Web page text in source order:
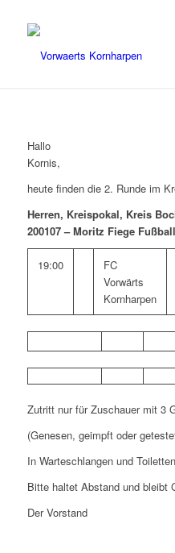
Hallo
Kornis,
heute finden die 2. Runde im
Herren, Kreispokal, Kreis
200107 – Moritz Fiege
19:00
FC
Vorwärts
Kornharpen
Zutritt nur für Zuschauer mit 3
(Genesen, geimpft oder
In Warteschlangen und
Bitte haltet Abstand und bleibt
Der Vorstand